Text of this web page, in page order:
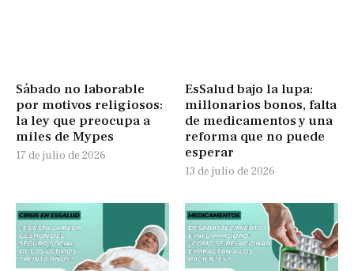
Sábado no laborable
por motivos religiosos:
la ley que preocupa a
miles de Mypes
17 de julio de 2026
EsSalud bajo la lupa:
millonarios bonos, falta
de medicamentos y una
reforma que no puede
esperar
13 de julio de 2026